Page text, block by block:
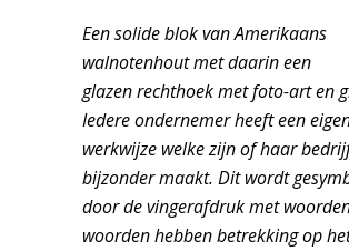
Een solide blok van Amerikaans
walnotenhout met daarin een
glazenrechthoek met foto-art en
Iedere ondernemer heeft een
werkwijze welke zijn of haar
bijzonder maakt. Dit wordt
door de vingerafdruk met
woorden hebben betrekking op